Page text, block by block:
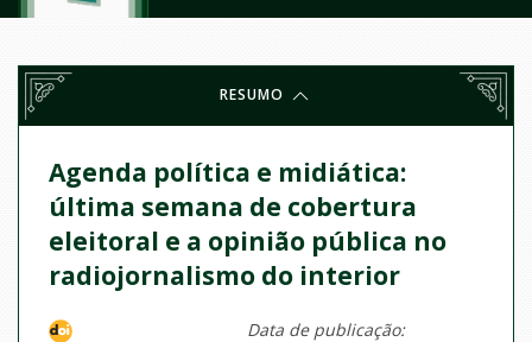
RESUMO
Agenda política e midiática:
última semana de cobertura
eleitoral e a opinião pública no
radiojornalismo do interior
Data de publicação: